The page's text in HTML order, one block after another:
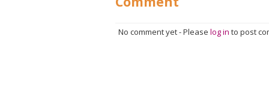
perayaan budaya yang
No comment yet-Please log in to post